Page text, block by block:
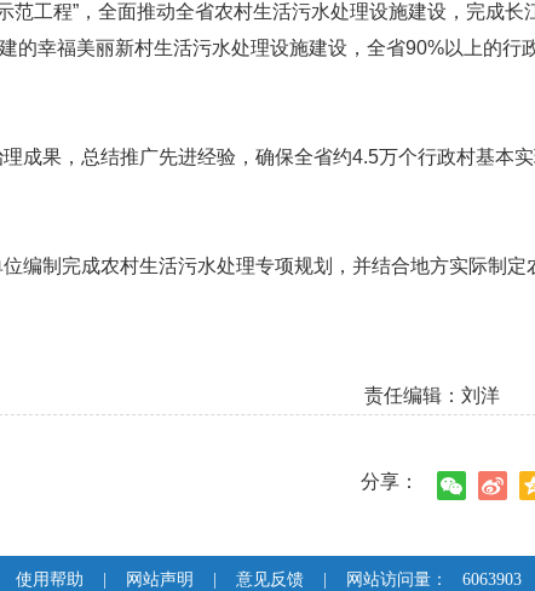
范工程”，全面推动全省农村生活污水处理设施建设，完成长
的幸福美丽新村生活污水处理设施建设，全省90%以上的行
成果，总结推广先进经验，确保全省约4.5万个行政村基本
编制完成农村生活污水处理专项规划，并结合地方实际制定
责任编辑：刘洋
分享：
使用帮助 网站声明 意见反馈 网站访问量： 6063903